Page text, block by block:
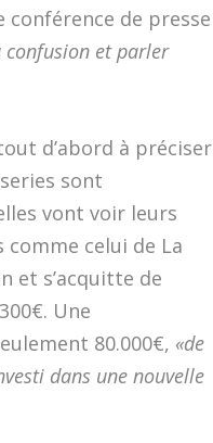
conférence de presse
et parler
d’abord à préciser
sont
vont voir leurs
comme celui de La
et s’acquitte de
Une
80.000€, «de
dans une nouvelle